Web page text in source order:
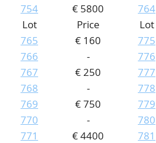
754
€ 5800
764
Lot
Price
765
€ 160
766
-
767
€ 250
768
-
769
€ 750
770
-
771
€ 4400
Lot
775
776
777
778
779
780
781